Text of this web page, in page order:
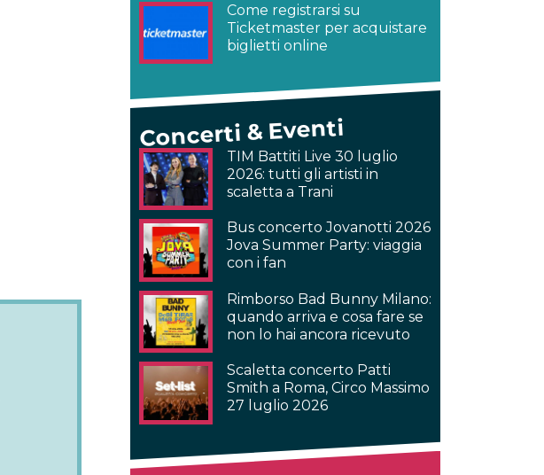
Come registrarsi su
Ticketmaster per acquistare
biglietti online
Concerti & Eventi
TIM Battiti Live 30 luglio
2026: tutti gli artisti in
scaletta a Trani
Bus concerto Jovanotti 2026
Jova Summer Party: viaggia
con i fan
Rimborso Bad Bunny Milano:
quando arriva e cosa fare se
non lo hai ancora ricevuto
Scaletta concerto Patti
Smith a Roma, Circo Massimo
27 luglio 2026